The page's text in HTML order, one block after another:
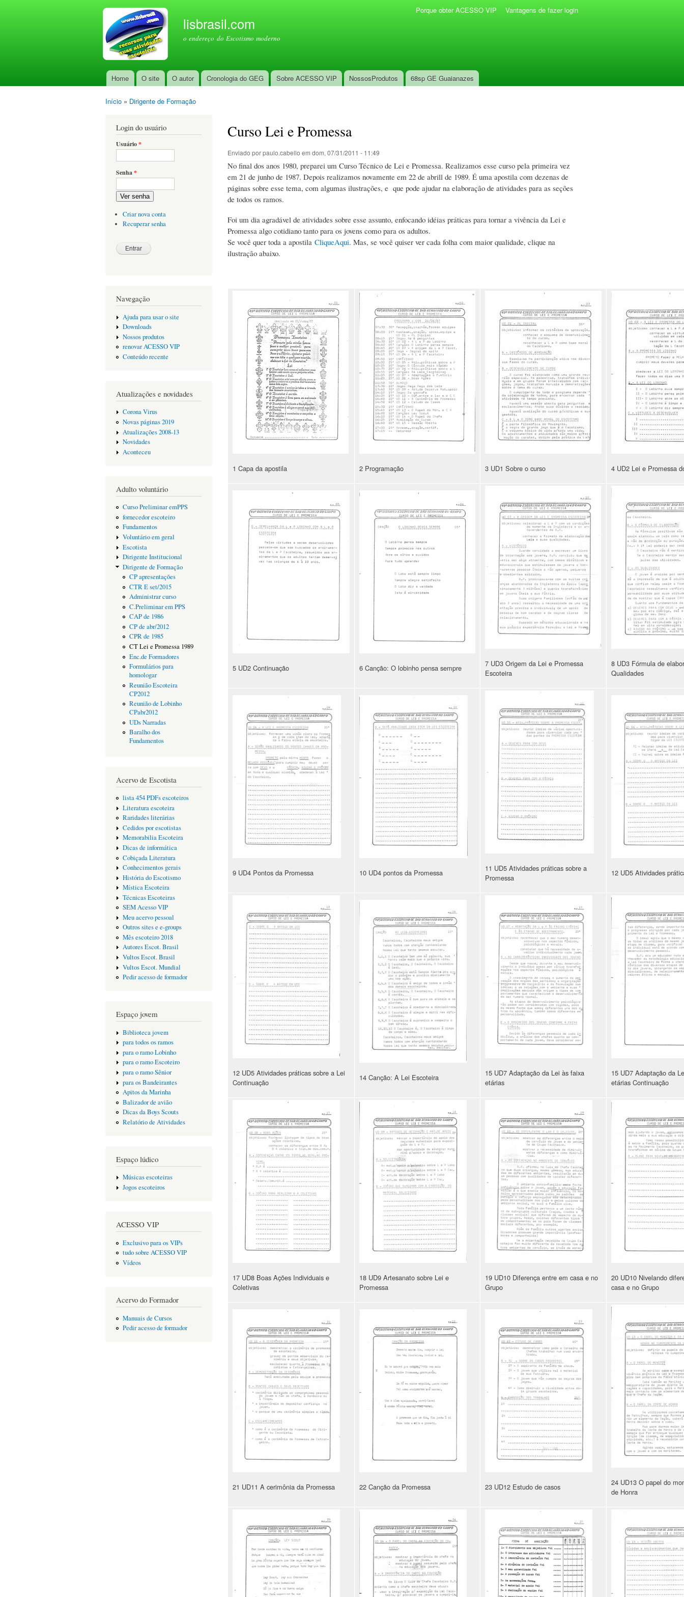
lisbrasil.com
o endereço do Escotismo moderno
Menu principal
Home O site O autor Cronologia do GEG Sobre ACESSO VIP NossosProdutos 68sp GE Guaianazes
Porque obter ACESSO VIP Vantagens de fazer login
Início » Dirigente de Formação
Login do usuário
Usuário*
Senha*
Ver senha
Criar nova conta
Recuperar senha
Navegação
Ajuda para usar o site
Downloads
Nossos produtos
renovar ACESSO VIP
Conteúdo recente
Atualizações e novidades
Corona Virus
Novas páginas 2019
Atualizações 2008-13
Novidades
Aconteceu
Adulto voluntário
Curso Preliminar emPPS
fornecedor escoteiro
Fundamentos
Voluntário em geral
Escotista
Dirigente Institucional
Dirigente de Formação
CP apresentações
CTR E set/2015
Administrar curso
C.Preliminar em PPS
CAP de 1986
CP de abr/2012
CPR de 1985
CT Lei e Promessa 1989
Enc.de Formadores
Formulários para
homologar
Reunião Escoteira
CP2012
Reunião de Lobinho
CPabr2012
UDs Narradas
Baralho dos
Fundamentos
Acervo de Escotista
lista 454 PDFs escoteiros
Literatura escoteira
Raridades literárias
Cedidos por escotistas
Memorabilia Escoteira
Dicas de informática
Cobiçada Literatura
Conhecimentos gerais
História do Escotismo
Mística Escoteira
Técnicas Escoteiras
SEM Acesso VIP
Meu acervo pessoal
Outros sites e e-groups
Mês escoteiro 2018
Autores Escot. Brasil
Vultos Escot. Brasil
Vultos Escot. Mundial
Pedir acesso de formador
Espaço jovem
Biblioteca jovem
para todos os ramos
para o ramo Lobinho
para o ramo Escoteiro
para o ramo Sênior
para os Bandeirantes
Apitos da Marinha
Balizador de avião
Dicas da Boys Scouts
Relatório de Atividades
Espaço lúdico
Músicas escoteiras
Jogos escoteiros
ACESSO VIP
Exclusivo para os VIPs
tudo sobre ACESSO VIP
Vídeos
Acervo do Formador
Manuais de Cursos
Pedir acesso de formador
Curso Lei e Promessa
Enviado porpaulo.cabello em dom, 07/31/2011 - 11:49
No final dos anos 1980, preparei um Curso Técnico de Lei e Promessa. Realizamos esse curso pela primeira vez
em 21 de junho de 1987. Depois realizamos novamente em 22 de abrill de 1989. É uma apostila com dezenas de
páginas sobre esse tema, com algumas ilustrações, e que pode ajudar na elaboração de atividades para as seções
de todos os ramos.
Foi um dia agradável de atividades sobre esse assunto, enfocando idéias práticas para tornar a vivência da Lei e
Promessa algo cotidiano tanto para os jovens como para os adultos.
Se você quer toda a apostila CliqueAqui. Mas, se você quiser ver cada folha com maior qualidade, clique na
ilustração abaixo.
1 Capa da apostila 2 Programação 3 UD1 Sobre o curso 4 UD2 Lei e Promessa
5 UD2 Continuação 6 Canção: O lobinho pensa sempre
7 UD3 Origem da Lei e Promessa
Escoteira
8 UD3 Fórmula de
Qualidades
9 UD4 Pontos da Promessa 10 UD4 pontos da Promessa
11 UD5 Atividades práticas sobre a
Promessa
12 UD5 Atividades
12 UD5 Atividades práticas sobre a Lei
Continuação
14 Canção: A Lei Escoteira
15 UD7 Adaptação da Lei às faixa
etárias
15 UD7 Adaptação da
etárias Continuação
17 UD8 Boas Ações Individuais e
Coletivas
18 UD9 Artesanato sobre Lei e
Promessa
19 UD10 Diferença entre em casa e no
Grupo
20 UD10 Nivelando
casa e no Grupo
21 UD11 A cerimônia da Promessa 22 Canção da Promessa 23 UD12 Estudo de casos
24 UD13 O papel do
de Honra